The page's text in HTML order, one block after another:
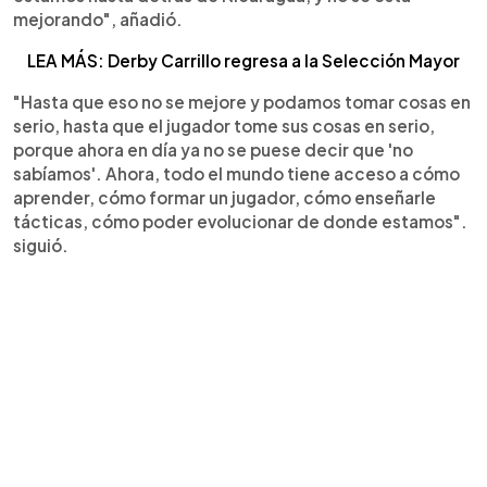
mejorando", añadió.
LEA MÁS: Derby Carrillo regresa a la Selección Mayor
"Hasta que eso no se mejore y podamos tomar cosas en
serio, hasta que el jugador tome sus cosas en serio,
porque ahora en día ya no se puese decir que 'no
sabíamos'. Ahora, todo el mundo tiene acceso a cómo
aprender, cómo formar un jugador, cómo enseñarle
tácticas, cómo poder evolucionar de donde estamos".
siguió.